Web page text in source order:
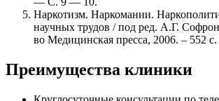
Наркотизм. Наркомании.
научных трудов / под ред. А.Г.
во Медицинская пресса, 2006. – 552 с.
Преимущества клиники